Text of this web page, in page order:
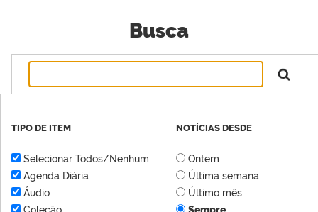
Busca
TIPO DE ITEM
Selecionar Todos/Nenhum
Agenda Diária
Áudio
Coleção
NOTÍCIAS DESDE
Ontem
Última semana
Último mês
Sempre